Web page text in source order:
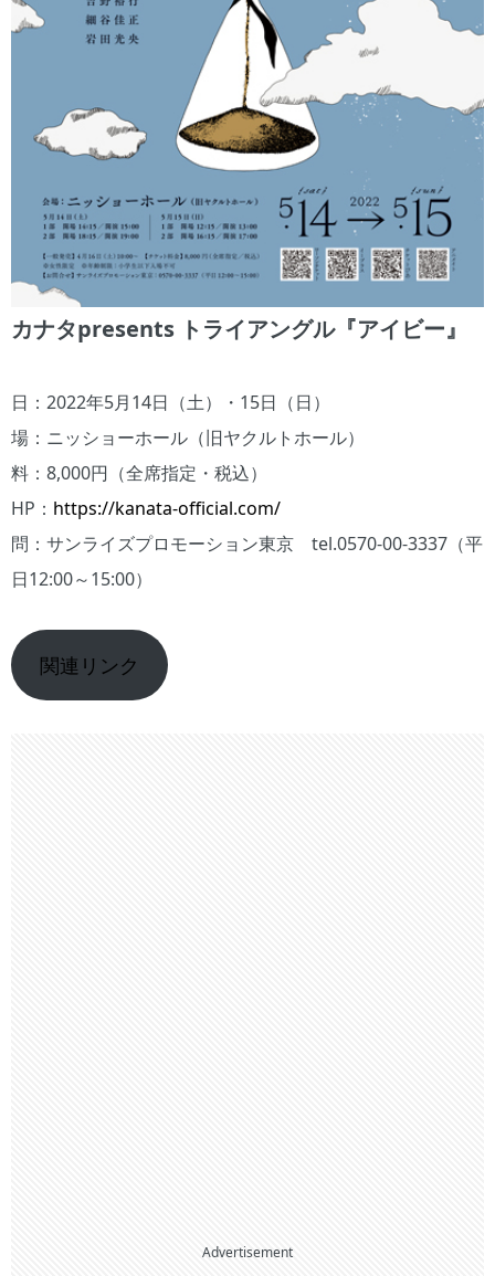
カナタpresents トライアングル『アイビー』
日：2022年5月14日（土）・15日（日）
場：ニッショーホール（旧ヤクルトホール）
料：8,000円（全席指定・税込）
HP： https://kanata-official.com/
問：サンライズプロモーション東京 tel.0570-00-3337（平
日12:00～15:00）
関連リンク
Advertisement